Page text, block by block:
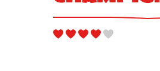
et
fondants